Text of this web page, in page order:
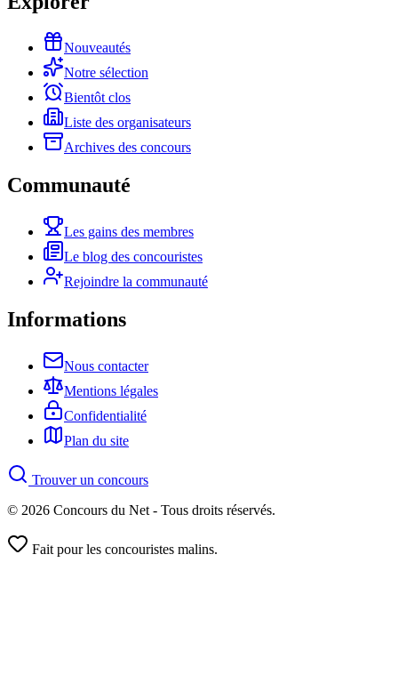
Nouveautés
Notre sélection
Bientôt clos
Liste des organisateurs
Archives des concours
Communauté
Les gains des membres
Le blog des concouristes
Rejoindre la communauté
Informations
Nous contacter
Mentions légales
Confidentialité
Plan du site
Trouver un concours
© 2026 Concours du Net - Tous droits réservés.
Fait pour les concouristes malins.